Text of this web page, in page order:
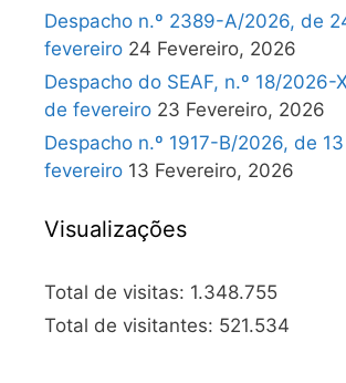
Despacho n.º 2389-A/2026, de
fevereiro 24 Fevereiro, 2026
Despacho do SEAF, n.º 18/2026-
de fevereiro 23 Fevereiro, 2026
Despacho n.º 1917-B/2026, de
fevereiro 13 Fevereiro, 2026
Visualizações
Total de visitas: 1.348.755
Total de visitantes: 521.534